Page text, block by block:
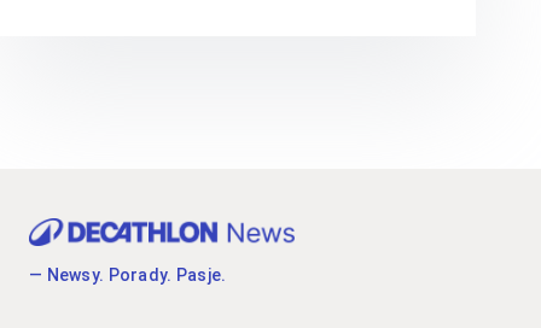
— Newsy. Porady. Pasje.